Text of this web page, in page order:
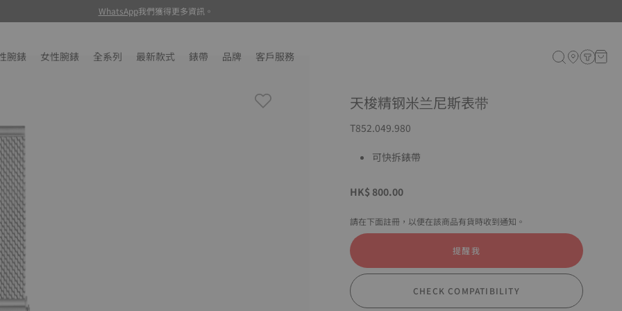
WhatsApp我們獲得更多資訊。
腕錶 女性腕錶 全系列 最新款式 錶帶 品牌 客戶服務
天梭精钢米兰尼斯表带
T852.049.980
可快拆錶帶
HK$ 800.00
請在下面註冊，以便在該商品有貨時收到通知。
提醒我
CHECK COMPATIBILITY